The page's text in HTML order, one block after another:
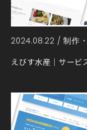
2024.08.22 /制作
えびす水産｜サービ